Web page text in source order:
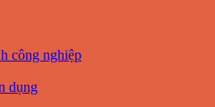
công nghiệp
dụng